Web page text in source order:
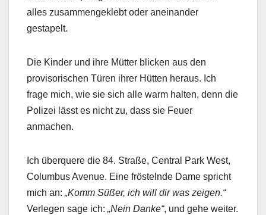
alles zusammengeklebt oder aneinander
gestapelt.
Die Kinder und ihre Mütter blicken aus den
provisorischen Türen ihrer Hütten heraus. Ich
frage mich, wie sie sich alle warm halten, denn die
Polizei lässt es nicht zu, dass sie Feuer
anmachen.
Ich überquere die 84. Straße, Central Park West,
Columbus Avenue. Eine fröstelnde Dame spricht
mich an: „Komm Süßer, ich will dir was zeigen.“
Verlegen sage ich: „Nein Danke“, und gehe weiter.